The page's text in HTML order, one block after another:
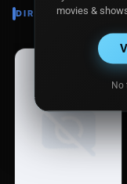
DIRECTORmovies &
No